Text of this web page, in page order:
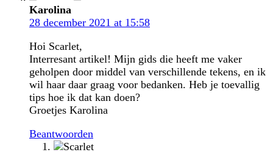
Karolina
28 december 2021 at 15:58
Hoi Scarlet,
Interresant artikel! Mijn gids die heeft me vaker
geholpen door middel van verschillende tekens, en ik
wil haar daar graag voor bedanken. Heb je toevallig
tips hoe ik dat kan doen?
Groetjes Karolina
Beantwoorden